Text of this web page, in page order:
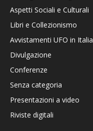
Aspetti Sociali e Culturali
Libri e Collezionismo
Avvistamenti UFO in Italia
Divulgazione
Conferenze
Senza categoria
Presentazioni a video
Riviste digitali